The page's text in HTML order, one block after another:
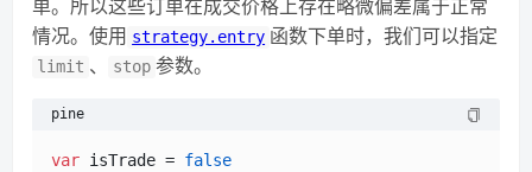
单。所以这些订单在成交价格上存在略微偏差属于正常
情况。使用 strategy.entry 函数下单时，我们可以指定
limit 、 stop 参数。
pine
var isTrade = false